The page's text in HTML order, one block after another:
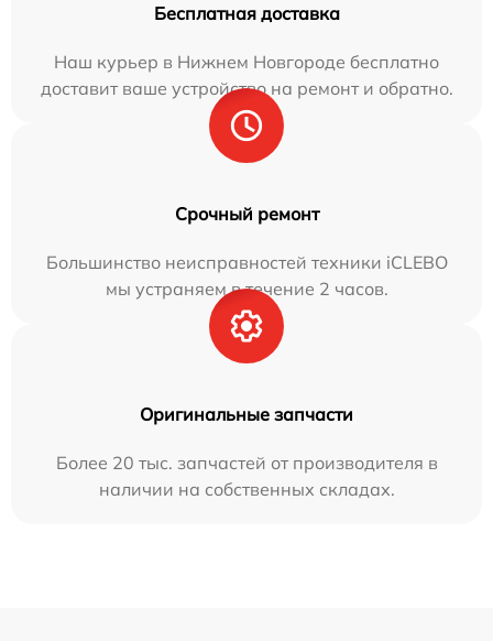
Бесплатная доставка
Наш курьер в Нижнем Новгороде бесплатно
доставит ваше устройство на ремонт и обратно.
Срочный ремонт
Большинство неисправностей техники iCLEBO
мы устраняем в течение 2 часов.
Оригинальные запчасти
Более 20 тыс. запчастей от производителя в
наличии на собственных складах.